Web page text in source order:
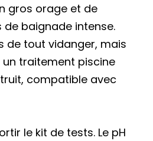
gros orage et de
de baignade intense.
de tout vidanger, mais
traitement piscine
compatible avec
le kit de tests. Le pH